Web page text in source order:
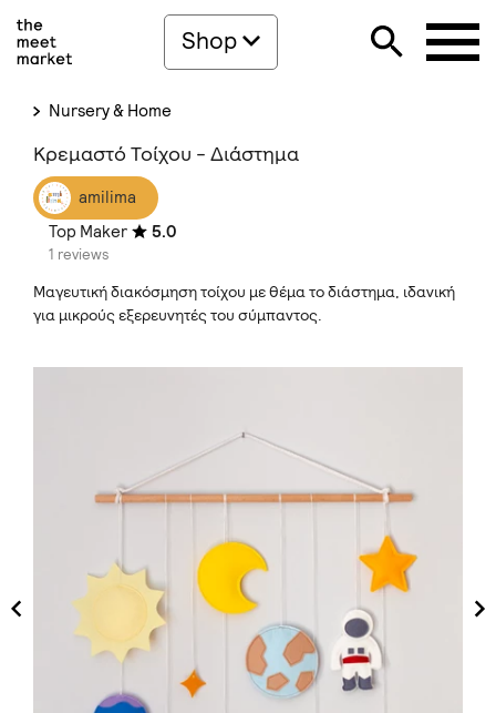
Shop
Nursery & Home
Κρεμαστό Τοίχου - Διάστημα
amilima
Top Maker
5.0
1 reviews
Μαγευτική διακόσμηση τοίχου με θέμα το διάστημα, ιδανική
για μικρούς εξερευνητές του σύμπαντος.